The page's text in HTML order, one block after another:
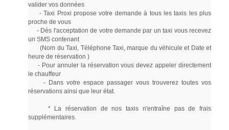
valider vos données
- Taxi Proxi propose votre demande à tous les taxis les plus
proche de vous
- Dés l'acceptation de votre demande par un taxi vous recevez
un SMS contenant
(Nom du Taxi, Téléphone Taxi, marque du véhicule et Date et
heure de réservation )
- Pour annuler la réservation vous devez appeler directement
le chauffeur
- Dans votre espace passager vous trouverez toutes vos
réservations ainsi que leur état.
* La réservation de nos taxis n'entraîne pas de frais
supplémentaires.